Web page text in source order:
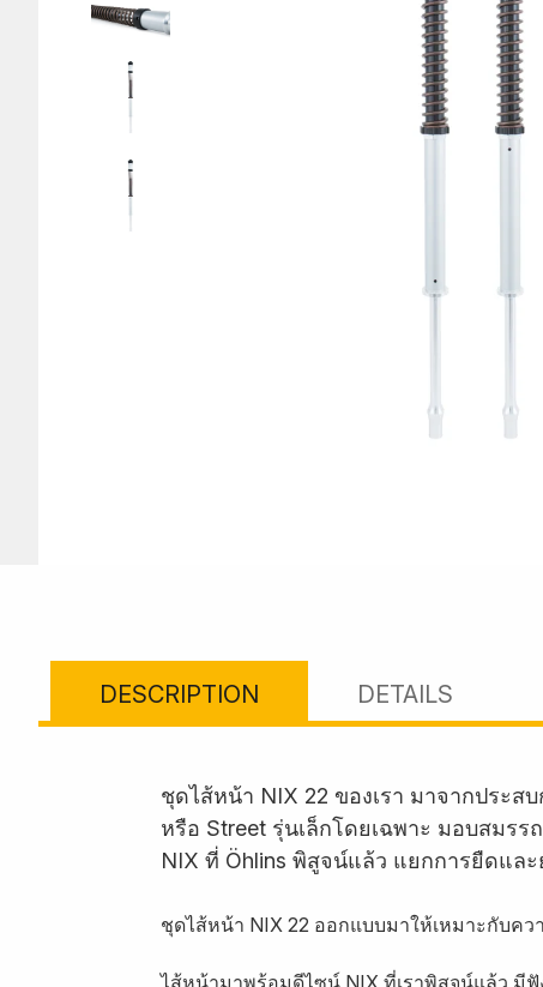
DESCRIPTION DETAILS
ชุดไส้หน้า NIX 22 ของเรา มาจากประ
หรือ Street รุ่นเล็กโดยเฉพาะ มอบสมร
NIX ที่ Öhlins พิสูจน์แล้ว แยกการยืดแล
ชุดไส้หน้า NIX 22 ออกแบบมาให้เหมาะกับคว
ไส้หน้ามาพร้อมดีไซน์ NIX ที่เราพิสูจน์แล้ว มี